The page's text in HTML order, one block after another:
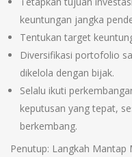
keuntungan jangka
Tentukan target
Diversifikasi portofolio
dikelola dengan bijak.
Selalu ikuti
keputusan yang tepat,
berkembang.
Penutup: Langkah Mantap